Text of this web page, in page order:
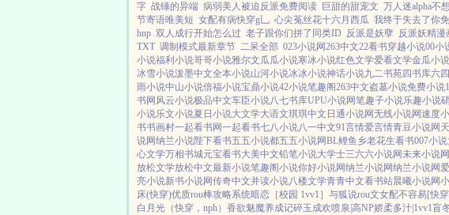
字 战锤的异端 病弱美人被迫反派免费阅读 巨甜的甜宠文 万人迷alpha不
节寄语唯美短 女配有病快穿g乚 心尖菟丝花十六月西瓜 我终于失去了你
hnp 双人成行开始怎么过 老子跟你们拼了同类ID 反派是妖孽 反派妖精漫
TXT 调制模式最新章节 二呆全部 023小说网263中文22看书穿越小说00小
小说福利小说哥哥小说雅尔文瓜瓜小说寒冰小说红色文学爱看文学金瓜小说
冰雪小说泼墨中文全本小说山河小说冰冰小说神话小说九二书苑四书库六
雨小说中山小说倍福小说宝鼎小说42小说笔趣阁263中文盗墓小说免费小说
书网 风云小说极品中文车臣小说八七书库UPU小说网笔趣子小说乐趣小说
小说乐文小说夏日小说大文学大语文琪琪中文 日通小说网无线小说网速度
书书画村一起看书网一起看书七八小说八一中文91言情爱言情青豆小说网
说网纳兰小说陛下看书五五小说都五五小说网BL鲤鱼乡老花生看书007小说
心文学万相书城元宝看书大美中文铅笔小说大学士三六六小说网未来小说网
放松文学放松中文最新小说笔趣阁小说你好小说网纳兰小说网纳兰小说网
亮小说新书小说网传奇中文并读小说八楼文学青青中文看书站晨曦小说网
床(快穿)优质rou棒攻略系统暗恋［校园 1vv1］ 与狐说rou文女配不容易[快
白月光（快穿，nph） 香欲魅魔养成记碎玉成欢喷泉|高NP娇柔多汁|1vv1盲